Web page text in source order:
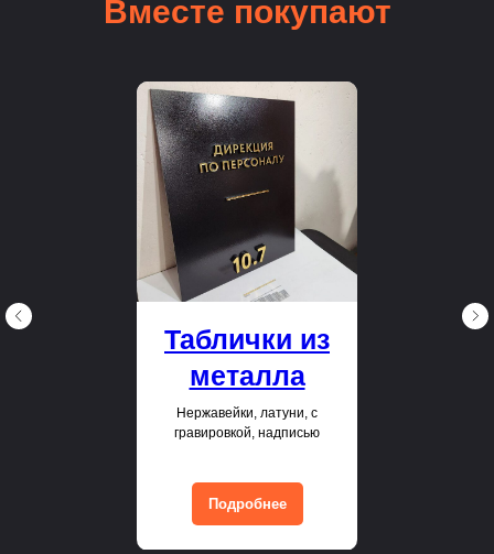
Вместе покупают
Таблички из
металла
Нержавейки, латуни, с
гравировкой, надписью
Подробнее